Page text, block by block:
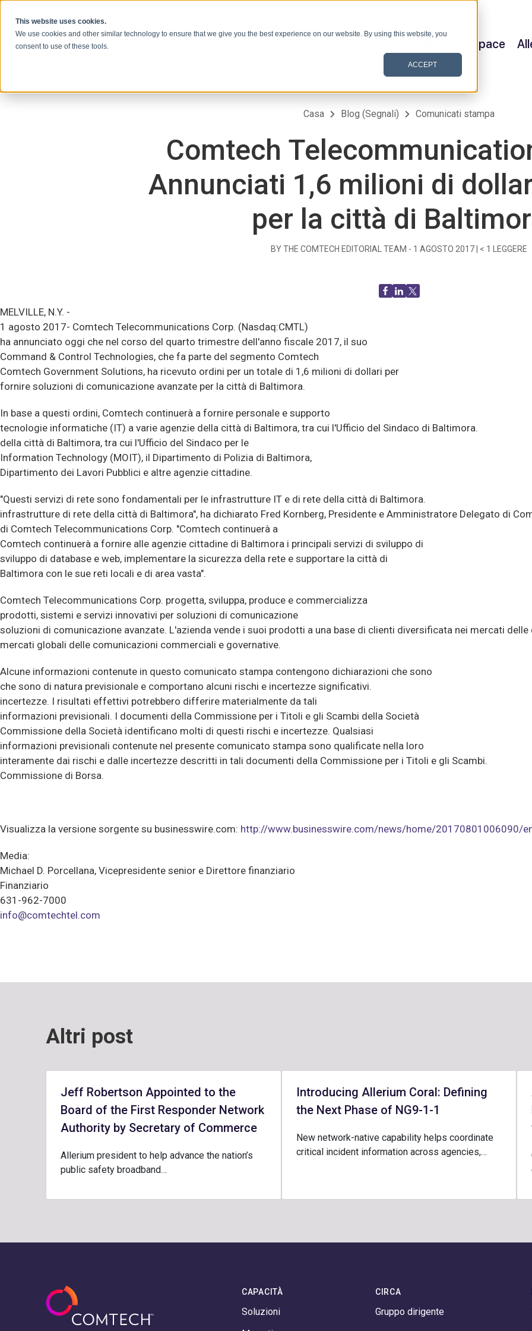
This website uses cookies.
We use cookies and other similar technology to ensure that we give you the best experience on our website. By using this website, you
consent to use of these tools.
ACCEPT
Satellite & Space
Casa Blog (Segnali) Comunicati stampa
Comtech
Annunciati 1,6 milioni di
per la città di
BY THE COMTECH EDITORIAL TEAM - 1 AGOSTO 2017 < 1 LEGGERE
MELVILLE, N.Y. -
1 agosto 2017- Comtech Telecommunications Corp. (Nasdaq:CMTL)
ha annunciato oggi che nel corso del quarto trimestre dell'anno fiscale 2017, il suo
Command & Control Technologies, che fa parte del segmento Comtech
Comtech Government Solutions, ha ricevuto ordini per un totale di 1,6 milioni di dollari per
fornire soluzioni di comunicazione avanzate per la città di Baltimora.
In base a questi ordini, Comtech continuerà a fornire personale e supporto
tecnologie informatiche (IT) a varie agenzie della città di Baltimora, tra cui l'Ufficio del Sindaco di Baltimora.
della città di Baltimora, tra cui l'Ufficio del Sindaco per le
Information Technology (MOIT), il Dipartimento di Polizia di Baltimora,
Dipartimento dei Lavori Pubblici e altre agenzie cittadine.
"Questi servizi di rete sono fondamentali per le infrastrutture IT e di rete della città di Baltimora.
infrastrutture di rete della città di Baltimora", ha dichiarato Fred Kornberg, Presidente e Amministratore Delegato di
di Comtech Telecommunications Corp. "Comtech continuerà a
Comtech continuerà a fornire alle agenzie cittadine di Baltimora i principali servizi di sviluppo di
sviluppo di database e web, implementare la sicurezza della rete e supportare la città di
Baltimora con le sue reti locali e di area vasta".
Comtech Telecommunications Corp. progetta, sviluppa, produce e commercializza
prodotti, sistemi e servizi innovativi per soluzioni di comunicazione
soluzioni di comunicazione avanzate. L'azienda vende i suoi prodotti a una base di clienti diversificata nei mercati
mercati globali delle comunicazioni commerciali e governative.
Alcune informazioni contenute in questo comunicato stampa contengono dichiarazioni che sono
che sono di natura previsionale e comportano alcuni rischi e incertezze significativi.
incertezze. I risultati effettivi potrebbero differire materialmente da tali
informazioni previsionali. I documenti della Commissione per i Titoli e gli Scambi della Società
Commissione della Società identificano molti di questi rischi e incertezze. Qualsiasi
informazioni previsionali contenute nel presente comunicato stampa sono qualificate nella loro
interamente dai rischi e dalle incertezze descritti in tali documenti della Commissione per i Titoli e gli Scambi.
Commissione di Borsa.
Visualizza la versione sorgente su businesswire.com: http://www.businesswire.com/news/home/20170801006090/
Media:
Michael D. Porcellana, Vicepresidente senior e Direttore finanziario
Finanziario
631-962-7000
info@comtechtel.com
Altri post
Jeff Robertson Appointed to the
Board of the First Responder Network
Authority by Secretary of Commerce
Allerium president to help advance the nation’s
public safety broadband…
Introducing Allerium Coral: Defining
the Next Phase of NG9-1-1
New network-native capability helps coordinate
critical incident information across agencies,…
CAPACITÀ
Soluzioni
CIRCA
Gruppo dirigente